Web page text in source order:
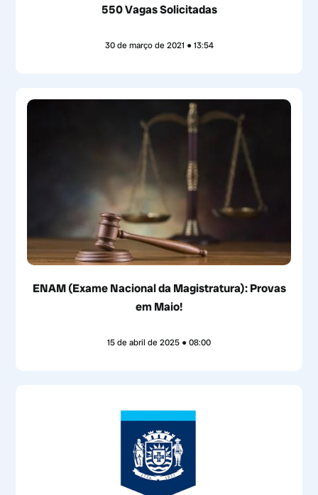
550 Vagas Solicitadas
30 de março de 2021 13:54
ENAM (Exame Nacional da Magistratura): Provas
em Maio!
15 de abril de 2025 08:00